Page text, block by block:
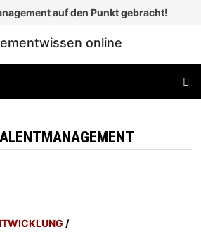
auf den Punkt gebracht!
online
/